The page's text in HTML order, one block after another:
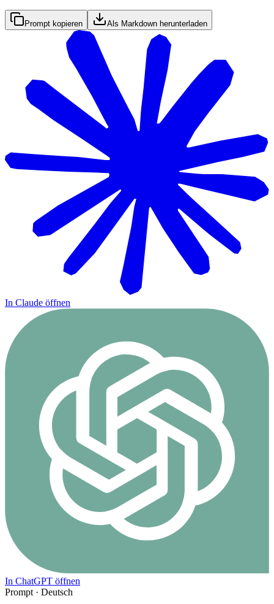
Prompt kopieren Als Markdown herunterladen
In Claude öffnen
In ChatGPT öffnen
Prompt · Deutsch